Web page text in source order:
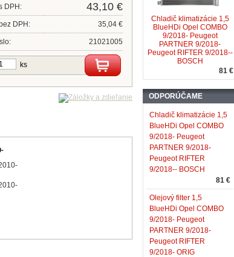
DPH: 43,10 €
DPH: 35,04 €
21021005
ks
Chladič klimatizácie 1,5
BlueHDi Opel COMBO
9/2018- Peugeot
PARTNER 9/2018-
Peugeot RIFTER 9/2018--
BOSCH
81 €
ODPORÚČAME
Chladič klimatizácie 1,5
BlueHDi Opel COMBO
9/2018- Peugeot
PARTNER 9/2018-
Peugeot RIFTER
9/2018-- BOSCH
81 €
Olejový filter 1,5
BlueHDi Opel COMBO
9/2018- Peugeot
PARTNER 9/2018-
Peugeot RIFTER
9/2018- ORIG